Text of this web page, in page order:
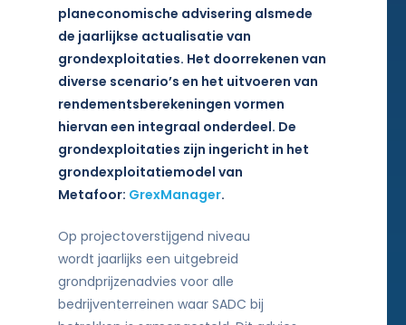
planeconomische advisering alsmede
de jaarlijkse actualisatie van
grondexploitaties. Het doorrekenen van
diverse scenario’s en het uitvoeren van
rendementsberekeningen vormen
hiervan een integraal onderdeel. De
grondexploitaties zijn ingericht in het
grondexploitatiemodel van
Metafoor: GrexManager.
Op projectoverstijgend niveau
wordt jaarlijks een uitgebreid
grondprijzenadvies voor alle
bedrijventerreinen waar SADC bij